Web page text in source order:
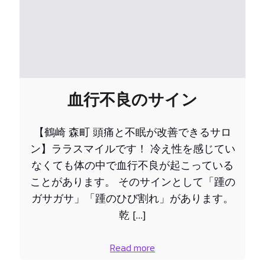
血行不良のサイン
【鶴崎 森町 頭痛と不眠が改善できるサロ
ン】ララスマイルです！ 冷え性を感じてい
なくても体の中で血行不良が起こっている
ことがあります。 そのサインとして「踵の
ガサガサ」「踵のひび割れ」があります。
乾 […]
Read more